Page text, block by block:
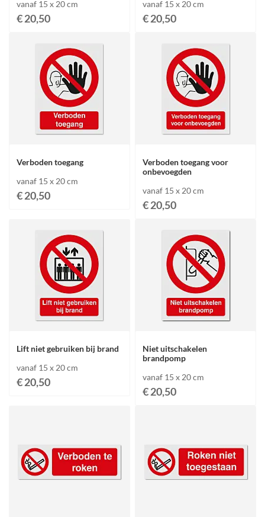
vanaf 15 x 20 cm
€ 20,50
vanaf 15 x 20 cm
€ 20,50
Verboden toegang
vanaf 15 x 20 cm
€ 20,50
Verboden toegang voor
onbevoegden
vanaf 15 x 20 cm
€ 20,50
Lift niet gebruiken bij brand
vanaf 15 x 20 cm
€ 20,50
Niet uitschakelen
brandpomp
vanaf 15 x 20 cm
€ 20,50